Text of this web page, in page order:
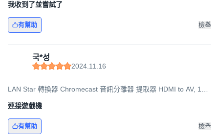
我收到了並嘗試了
有幫助 檢舉
국*성
2024.11.16
LAN Star 轉換器 Chromecast 音訊分離器 提取器 HDMI to AV, 1個,
連接遊戲機
有幫助 檢舉